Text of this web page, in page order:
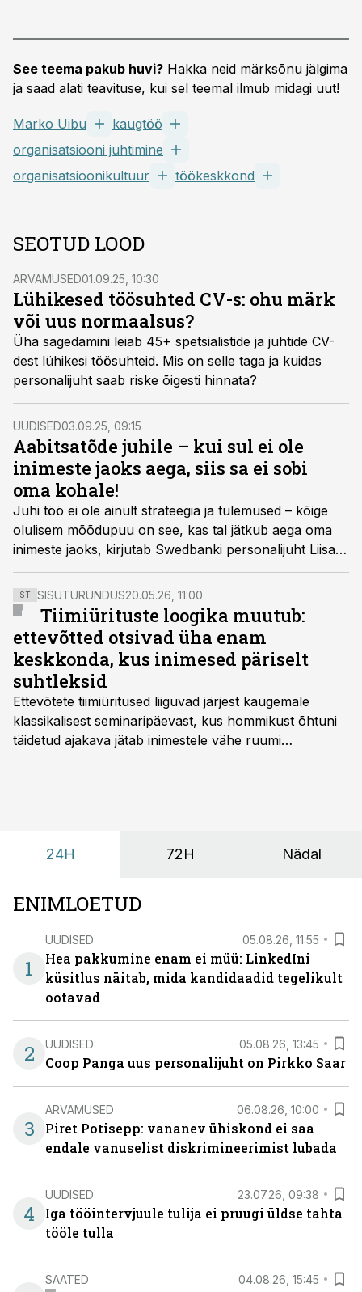
See teema pakub huvi? Hakka neid märksõnu jälgima
ja saad alati teavituse, kui sel teemal ilmub midagi uut!
Marko Uibu
kaugtöö
organisatsiooni juhtimine
organisatsioonikultuur
töökeskkond
SEOTUD LOOD
ARVAMUSED01.09.25, 10:30
Lühikesed töösuhted CV-s: ohu märk
või uus normaalsus?
Üha sagedamini leiab 45+ spetsialistide ja juhtide CV-
dest lühikesi töösuhteid. Mis on selle taga ja kuidas
personalijuht saab riske õigesti hinnata?
UUDISED03.09.25, 09:15
Aabitsatõde juhile – kui sul ei ole
inimeste jaoks aega, siis sa ei sobi
oma kohale!
Juhi töö ei ole ainult strateegia ja tulemused – kõige
olulisem mõõdupuu on see, kas tal jätkub aega oma
inimeste jaoks, kirjutab Swedbanki personalijuht Liisa-
Maria Lees. Juht, kes jätab oma tiimi tagaplaanile, seab
ohtu nii motivatsiooni, usalduse kui ka tulemused.
ST SISUTURUNDUS20.05.26, 11:00
Tiimiürituste loogika muutub:
ettevõtted otsivad üha enam
keskkonda, kus inimesed päriselt
suhtleksid
Ettevõtete tiimiüritused liiguvad järjest kaugemale
klassikalisest seminaripäevast, kus hommikust õhtuni
täidetud ajakava jätab inimestele vähe ruumi
24H 72H Nädal
ENIMLOETUD
1
UUDISED 05.08.26, 11:55
Hea pakkumine enam ei müü: LinkedIni
küsitlus näitab, mida kandidaadid tegelikult
ootavad
2 UUDISED 05.08.26, 13:45
Coop Panga uus personalijuht on Pirkko Saar
3
ARVAMUSED 06.08.26, 10:00
Piret Potisepp: vananev ühiskond ei saa
endale vanuselist diskrimineerimist lubada
4
UUDISED 23.07.26, 09:38
Iga tööintervjuule tulija ei pruugi üldse tahta
tööle tulla
SAATED 04.08.26, 15:45